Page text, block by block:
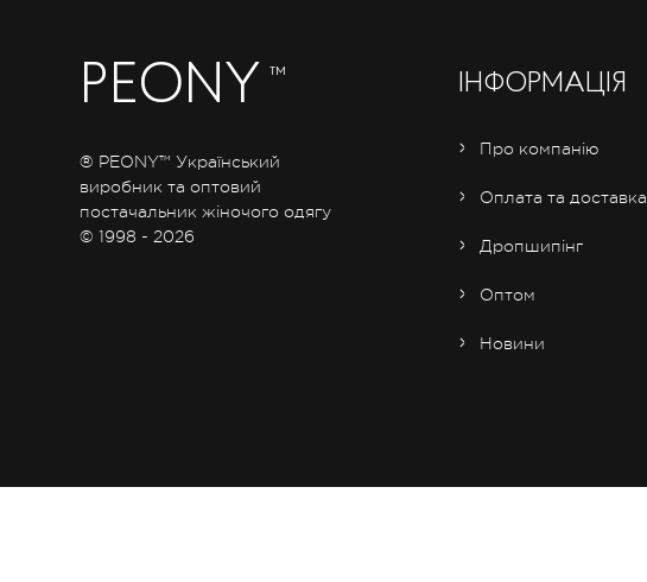
PEONY ™
® PEONY™ Український
виробник та оптовий
постачальник жіночого одягу
© 1998 - 2026
ІНФОРМАЦІЯ
Про компанію
Оплата та доставка
Дропшипінг
Оптом
Новини